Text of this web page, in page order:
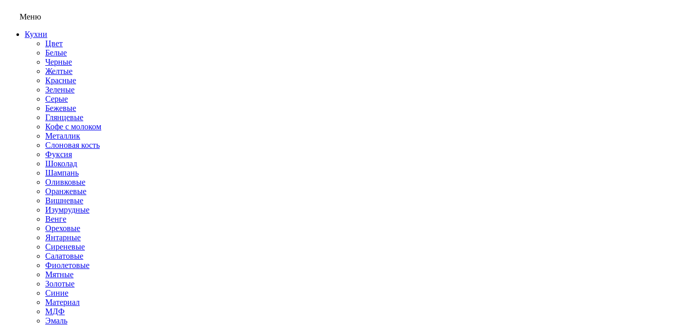
Меню
Кухни
Цвет
Белые
Черные
Желтые
Красные
Зеленые
Серые
Бежевые
Глянцевые
Кофе с молоком
Металлик
Слоновая кость
Фуксия
Шоколад
Шампань
Оливковые
Оранжевые
Вишневые
Изумрудные
Венге
Ореховые
Янтарные
Сиреневые
Салатовые
Фиолетовые
Мятные
Золотые
Синие
Материал
МДФ
Эмаль